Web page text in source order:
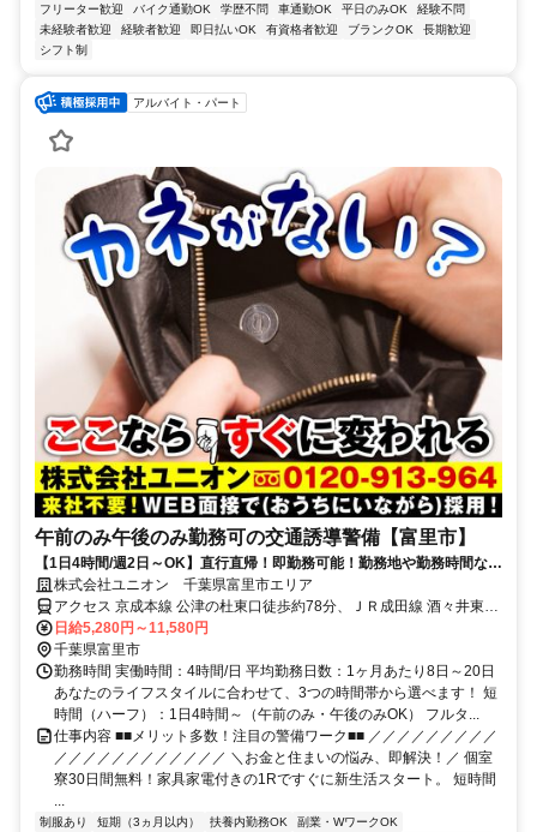
フリーター歓迎
バイク通勤OK 学歴不問 車通勤OK 平日のみOK
経験不問
未経験者歓迎
経験者歓迎 即日払いOK 有資格者歓迎 ブランクOK
長期歓迎
シフト制
アルバイト・パート
午前のみ午後のみ勤務可の交通誘導警備【富里市】
【1日4時間/週2日～OK】直行直帰！即勤務可能！勤務地や勤務時間など
ライフスタイルに合わせて働ける
株式会社ユニオン 千葉県富里市エリア
アクセス 京成本線 公津の杜東口徒歩約78分、ＪＲ成田線 酒々井東口
徒歩約87分、京成本線 宗吾参道出入口1徒歩約92分 千葉県富里市エ
リア
日給5,280円～11,580円
千葉県富里市
勤務時間 実働時間：4時間/日 平均勤務日数：1ヶ月あたり8日～20日
あなたのライフスタイルに合わせて、3つの時間帯から選べます！ 短
時間（ハーフ）：1日4時間～（午前のみ・午後のみOK） フルタ...
仕事内容 ■■メリット多数！注目の警備ワーク■■ ／／／／／／／／／
／／／／／／／／／／／／ ＼お金と住まいの悩み、即解決！／ 個室
寮30日間無料！家具家電付きの1Rですぐに新生活スタート。 短時間
...
制服あり 短期（3ヵ月以内） 扶養内勤務OK
副業・WワークOK